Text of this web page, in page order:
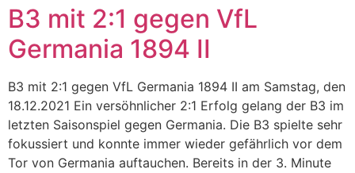
B3 mit 2:1 gegen VfL
Germania 1894 II
B3 mit 2:1 gegen VfL Germania 1894 II am Samstag, den
18.12.2021 Ein versöhnlicher 2:1 Erfolg gelang der B3 im
letzten Saisonspiel gegen Germania. Die B3 spielte sehr
fokussiert und konnte immer wieder gefährlich vor dem
Tor von Germania auftauchen. Bereits in der 3. Minute